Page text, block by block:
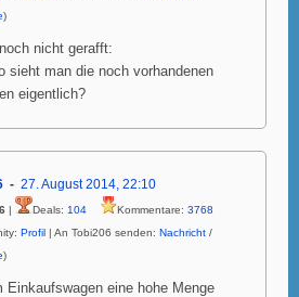
)
nicht gerafft:
sieht man die noch vorhandenen
eigentlich?
27. August 2014, 22:10
| Deals: 104 Kommentare: 3768
Profil | An Tobi206 senden: Nachricht /
)
Einkaufswagen eine hohe Menge